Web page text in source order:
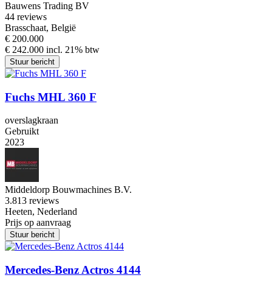
Bauwens Trading BV
44 reviews
Brasschaat, België
€ 200.000
€ 242.000 incl. 21% btw
Stuur bericht
Fuchs MHL 360 F
overslagkraan
Gebruikt
2023
Middeldorp Bouwmachines B.V.
3.813 reviews
Heeten, Nederland
Prijs op aanvraag
Stuur bericht
Mercedes-Benz Actros 4144